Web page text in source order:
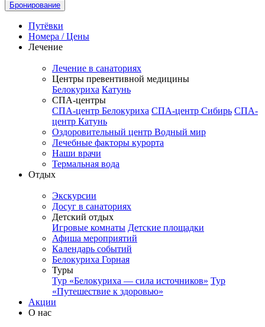
Бронирование
Путёвки
Номера / Цены
Лечение
Лечение в санаториях
Центры превентивной медицины
Белокуриха Катунь
СПА-центры
СПА-центр Белокуриха СПА-центр Сибирь СПА-
центр Катунь
Оздоровительный центр Водный мир
Лечебные факторы курорта
Наши врачи
Термальная вода
Отдых
Экскурсии
Досуг в санаториях
Детский отдых
Игровые комнаты Детские площадки
Афиша мероприятий
Календарь событий
Белокуриха Горная
Туры
Тур «Белокуриха — сила источников» Тур
«Путешествие к здоровью»
Акции
О нас